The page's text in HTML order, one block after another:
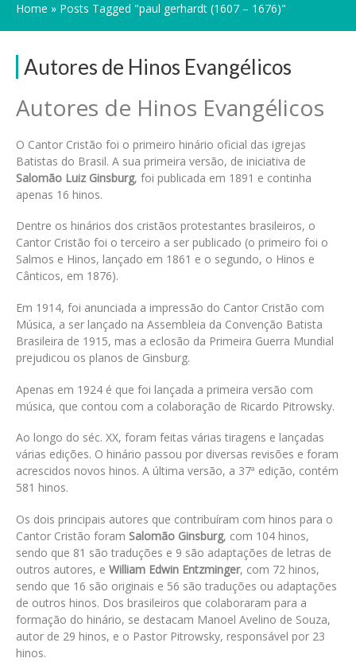
Home » Posts Tagged "paul gerhardt (1607 – 1676)"
Autores de Hinos Evangélicos
Autores de Hinos Evangélicos
O Cantor Cristão foi o primeiro hinário oficial das igrejas
Batistas do Brasil. A sua primeira versão, de iniciativa de
Salomão Luiz Ginsburg, foi publicada em 1891 e continha
apenas 16 hinos.
Dentre os hinários dos cristãos protestantes brasileiros, o
Cantor Cristão foi o terceiro a ser publicado (o primeiro foi o
Salmos e Hinos, lançado em 1861 e o segundo, o Hinos e
Cânticos, em 1876).
Em 1914, foi anunciada a impressão do Cantor Cristão com
Música, a ser lançado na Assembleia da Convenção Batista
Brasileira de 1915, mas a eclosão da Primeira Guerra Mundial
prejudicou os planos de Ginsburg.
Apenas em 1924 é que foi lançada a primeira versão com
música, que contou com a colaboração de Ricardo Pitrowsky.
Ao longo do séc. XX, foram feitas várias tiragens e lançadas
várias edições. O hinário passou por diversas revisões e foram
acrescidos novos hinos. A última versão, a 37ª edição, contém
581 hinos.
Os dois principais autores que contribuíram com hinos para o
Cantor Cristão foram Salomão Ginsburg, com 104 hinos,
sendo que 81 são traduções e 9 são adaptações de letras de
outros autores, e William Edwin Entzminger, com 72 hinos,
sendo que 16 são originais e 56 são traduções ou adaptações
de outros hinos. Dos brasileiros que colaboraram para a
formação do hinário, se destacam Manoel Avelino de Souza,
autor de 29 hinos, e o Pastor Pitrowsky, responsável por 23
hinos.